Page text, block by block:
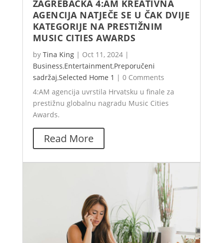
ZAGREBAČKA 4:AM KREATIVNA
AGENCIJA NATJEČE SE U ČAK DVIJE
KATEGORIJE NA PRESTIŽNIM
MUSIC CITIES AWARDS
by Tina King | Oct 11, 2024 |
Business,Entertainment,Preporučeni
sadržaj,Selected Home 1 | 0 Comments
4:AM agencija uvrstila Hrvatsku u finale za
prestižnu globalnu nagradu Music Cities
Awards.
Read More